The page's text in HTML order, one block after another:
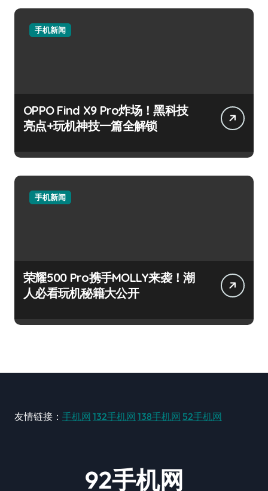
手机新闻
OPPO Find X9 Pro炸场！黑科技
亮点+玩机神技一篇全解锁
手机新闻
荣耀500 Pro携手MOLLY来袭！潮
人必看玩机秘籍大公开
友情链接： 手机网 132手机网 138手机网 52手机网
92手机网